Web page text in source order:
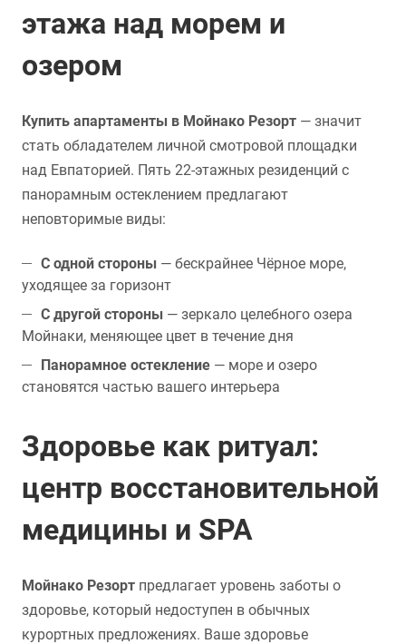
этажа над морем и
озером
Купить апартаменты в Мойнако Резорт — значит
стать обладателем личной смотровой площадки
над Евпаторией. Пять 22-этажных резиденций с
панорамным остеклением предлагают
неповторимые виды:
С одной стороны — бескрайнее Чёрное море,
уходящее за горизонт
С другой стороны — зеркало целебного озера
Мойнаки, меняющее цвет в течение дня
Панорамное остекление — море и озеро
становятся частью вашего интерьера
Здоровье как ритуал:
центр восстановительной
медицины и SPA
Мойнако Резорт предлагает уровень заботы о
здоровье, который недоступен в обычных
курортных предложениях. Ваше здоровье